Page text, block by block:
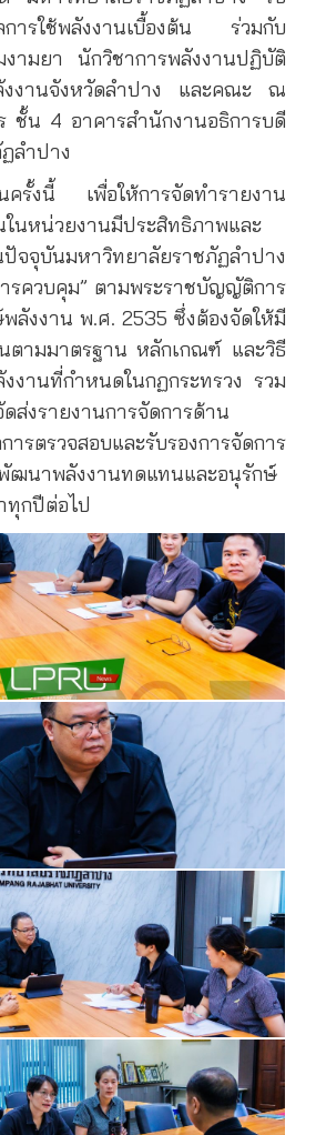
การใช้พลังงานเบื้องต้น ร่วมกับ
ามยา นักวิชาการพลังงานปฏิบัติ
งานจังหวัดลำปาง และคณะ ณ
ชั้น 4 อาคารสำนักงานอธิการบดี
ลำปาง
นครั้งนี้ เพื่อให้การจัดทำรายงาน
ในหน่วยงานมีประสิทธิภาพและ
จจุบันมหาวิทยาลัยราชภัฏลำปาง
รควบคุม” ตามพระราชบัญญัติการ
พลังงาน พ.ศ. 2535 ซึ่งต้องจัดให้มี
ตามมาตรฐาน หลักเกณฑ์ และวิธี
งานที่กำหนดในกฏกระทรวง รวม
ส่งรายงานการจัดการด้าน
รตรวจสอบและรับรองการจัดการ
ฒนาพลังงานทดแทนและอนุรักษ์
ทุกปีต่อไป